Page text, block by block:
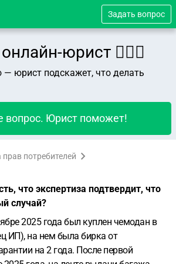
Задать вопрос
юрист 👨🏻‍⚖️
юрист подскажет, что делать
вопрос. Юрист поможет!
потребителей
что экспертиза подтвердит, что
случай?
2025 года был куплен чемодан в
ИП), на нем была бирка от
на 2 года. После первой